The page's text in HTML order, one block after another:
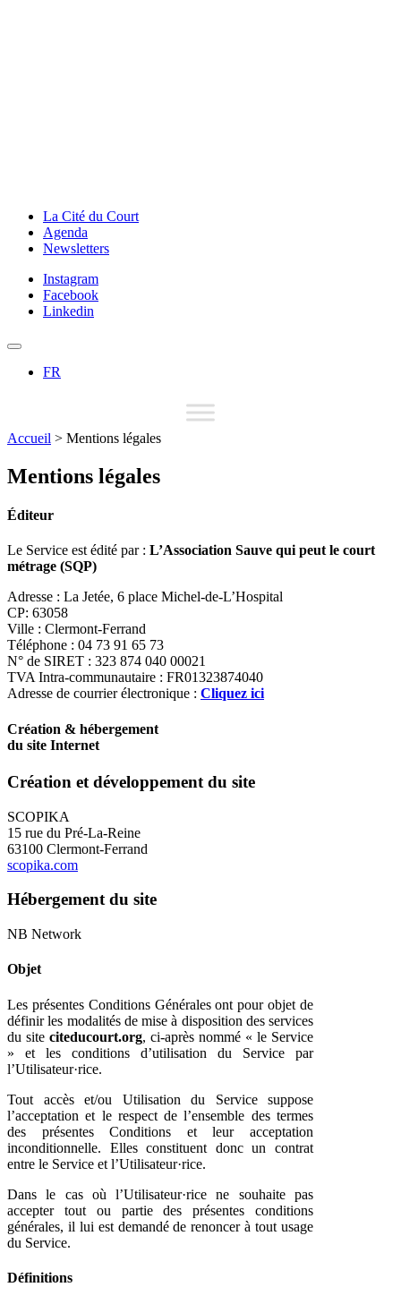
La Cité du Court
Agenda
Newsletters
Instagram
Facebook
Linkedin
FR
Accueil > Mentions légales
Mentions légales
Éditeur
Le Service est édité par : L’Association Sauve qui peut le court
métrage (SQP)
Adresse : La Jetée, 6 place Michel-de-L’Hospital
CP: 63058
Ville : Clermont-Ferrand
Téléphone : 04 73 91 65 73
N° de SIRET : 323 874 040 00021
TVA Intra-communautaire : FR01323874040
Adresse de courrier électronique : Cliquez ici
Création & hébergement
du site Internet
Création et développement du site
SCOPIKA
15 rue du Pré-La-Reine
63100 Clermont-Ferrand
scopika.com
Hébergement du site
NB Network
Objet
Les présentes Conditions Générales ont pour objet de
définir les modalités de mise à disposition des services
du site citeducourt.org, ci-après nommé « le Service
» et les conditions d’utilisation du Service par
l’Utilisateur·rice.
Tout accès et/ou Utilisation du Service suppose
l’acceptation et le respect de l’ensemble des termes
des présentes Conditions et leur acceptation
inconditionnelle. Elles constituent donc un contrat
entre le Service et l’Utilisateur·rice.
Dans le cas où l’Utilisateur·rice ne souhaite pas
accepter tout ou partie des présentes conditions
générales, il lui est demandé de renoncer à tout usage
du Service.
Définitions